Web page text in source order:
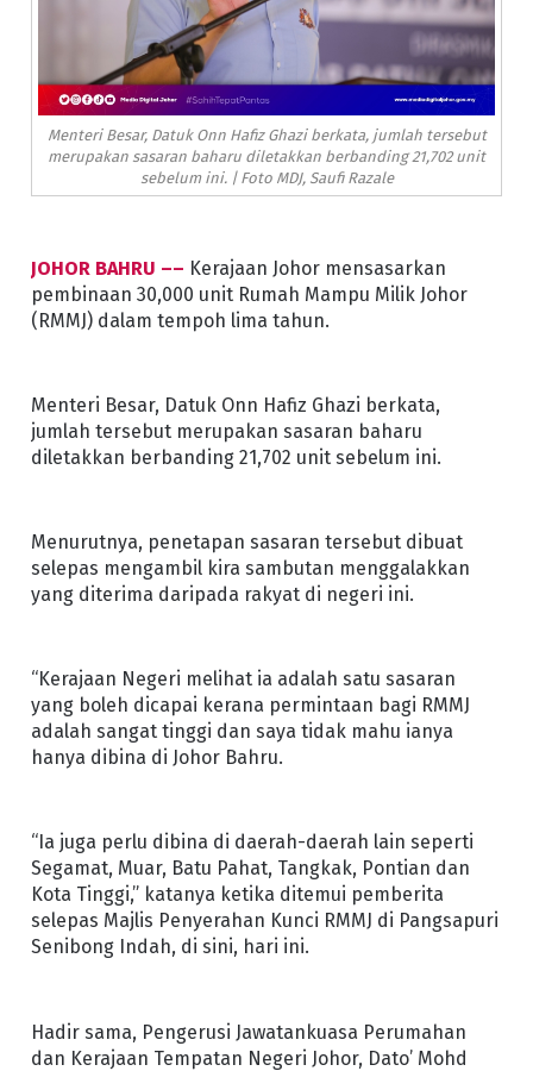
Menteri Besar, Datuk Onn Hafiz Ghazi berkata, jumlah tersebut
merupakan sasaran baharu diletakkan berbanding 21,702 unit
sebelum ini. | Foto MDJ, Saufi Razale
JOHOR BAHRU –– Kerajaan Johor mensasarkan
pembinaan 30,000 unit Rumah Mampu Milik Johor
(RMMJ) dalam tempoh lima tahun.
Menteri Besar, Datuk Onn Hafiz Ghazi berkata,
jumlah tersebut merupakan sasaran baharu
diletakkan berbanding 21,702 unit sebelum ini.
Menurutnya, penetapan sasaran tersebut dibuat
selepas mengambil kira sambutan menggalakkan
yang diterima daripada rakyat di negeri ini.
“Kerajaan Negeri melihat ia adalah satu sasaran
yang boleh dicapai kerana permintaan bagi RMMJ
adalah sangat tinggi dan saya tidak mahu ianya
hanya dibina di Johor Bahru.
“Ia juga perlu dibina di daerah-daerah lain seperti
Segamat, Muar, Batu Pahat, Tangkak, Pontian dan
Kota Tinggi,” katanya ketika ditemui pemberita
selepas Majlis Penyerahan Kunci RMMJ di Pangsapuri
Senibong Indah, di sini, hari ini.
Hadir sama, Pengerusi Jawatankuasa Perumahan
dan Kerajaan Tempatan Negeri Johor, Dato’ Mohd